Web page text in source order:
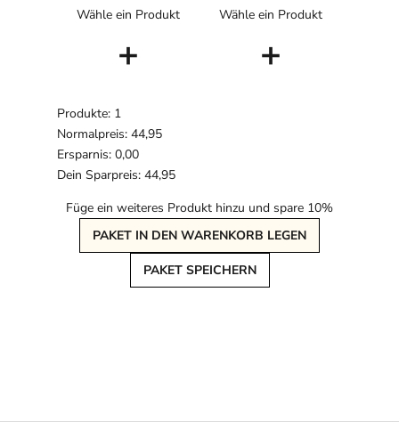
Wähle ein Produkt
+
Wähle ein Produkt
+
Produkte: 1
Normalpreis: 44,95
Ersparnis: 0,00
Dein Sparpreis: 44,95
Füge ein weiteres Produkt hinzu und spare 10%
PAKET IN DEN WARENKORB LEGEN
PAKET SPEICHERN